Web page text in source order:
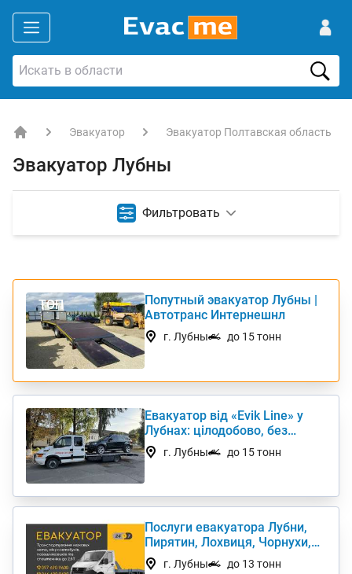
Эвакуатор Эвакуатор Полтавская область
Эвакуатор Лубны
Фильтровать
ТОП
Попутный эвакуатор Лубны |
Автотранс Интернешнл
г. Лубны до 15 тонн
Евакуатор від «Evik Line» у
Лубнах: цілодобово, без
вихідних
г. Лубны до 15 тонн
Послуги евакуатора Лубни,
Пирятин, Лохвиця, Чорнухи,
Полтавська обл.
г. Лубны до 13 тонн